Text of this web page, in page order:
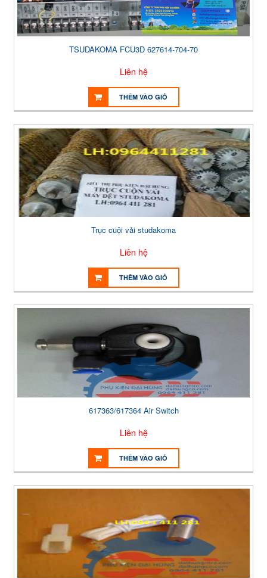
TSUDAKOMA FCU3D 627614-704-70
Liên hệ
THÊM VÀO GIỎ
Trục cuội vải studakoma
Liên hệ
THÊM VÀO GIỎ
617363/617364 Air Switch
Liên hệ
THÊM VÀO GIỎ